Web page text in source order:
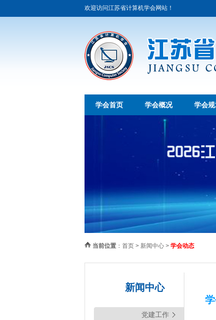
欢迎访问江苏省计算机学会网站！
学会首页 学会概况 学会
当前位置： 首页> 新闻中心> 学会动态
新闻中心
党建工作